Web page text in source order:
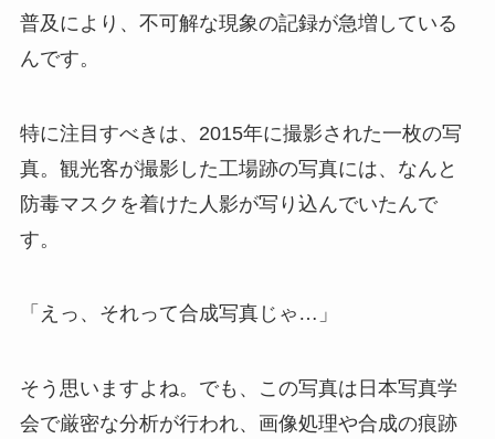
普及により、不可解な現象の記録が急増している
んです。
特に注目すべきは、2015年に撮影された一枚の写
真。観光客が撮影した工場跡の写真には、なんと
防毒マスクを着けた人影が写り込んでいたんで
す。
「えっ、それって合成写真じゃ…」
そう思いますよね。でも、この写真は日本写真学
会で厳密な分析が行われ、画像処理や合成の痕跡